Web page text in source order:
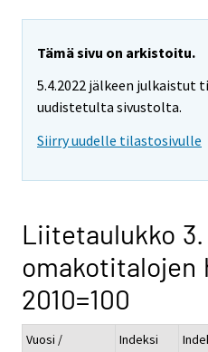
Tämä sivu on arkistoitu.
5.4.2022 jälkeen julkaistut
uudistetulta sivustolta.
Siirry uudelle tilastosivulle
Liitetaulukko 3.
omakotitalojen
2010=100
Vuosi /
Indeksi